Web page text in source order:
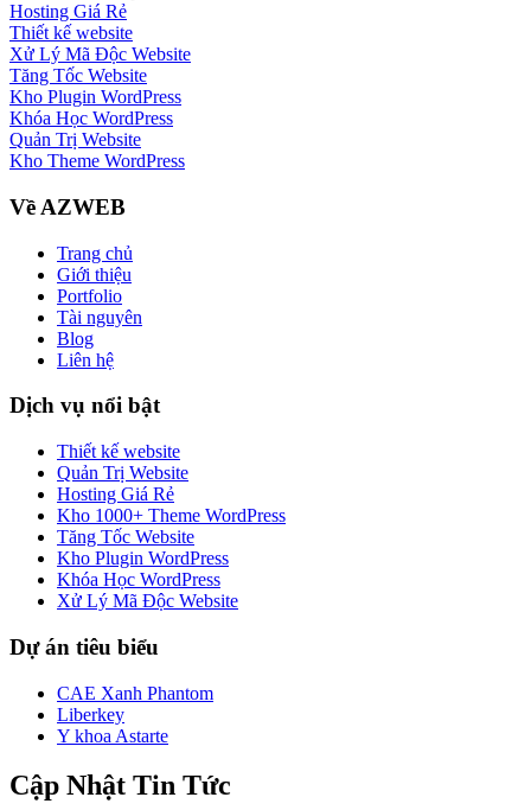
Hosting Giá Rẻ
Thiết kế website
Xử Lý Mã Độc Website
Tăng Tốc Website
Kho Plugin WordPress
Khóa Học WordPress
Quản Trị Website
Kho Theme WordPress
Về AZWEB
Trang chủ
Giới thiệu
Portfolio
Tài nguyên
Blog
Liên hệ
Dịch vụ nổi bật
Thiết kế website
Quản Trị Website
Hosting Giá Rẻ
Kho 1000+ Theme WordPress
Tăng Tốc Website
Kho Plugin WordPress
Khóa Học WordPress
Xử Lý Mã Độc Website
Dự án tiêu biểu
CAE Xanh Phantom
Liberkey
Y khoa Astarte
Cập Nhật Tin Tức